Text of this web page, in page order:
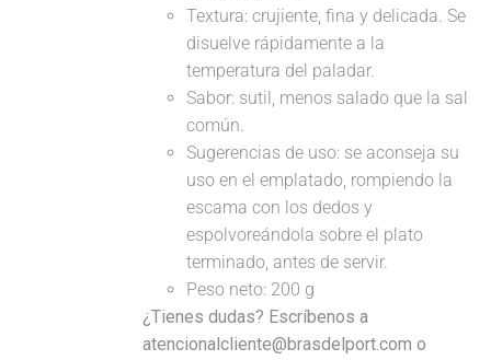
Textura: crujiente, fina y delicada. Se
disuelve rápidamente a la
temperatura del paladar.
Sabor: sutil, menos salado que la sal
común.
Sugerencias de uso: se aconseja su
uso en el emplatado, rompiendo la
escama con los dedos y
espolvoreándola sobre el plato
terminado, antes de servir.
Peso neto: 200 g
¿Tienes dudas? Escríbenos a
atencionalcliente@brasdelport.com o